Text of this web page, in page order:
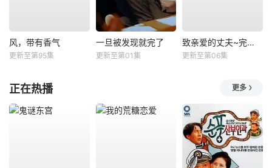
风，带有香气
更新至第95集
一旦被发现就完了
更新至第01集
致亲爱的丈夫~完美妻子的谎言~
更新至第06集
正在热播 更多